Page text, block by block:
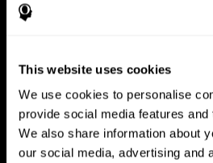
This website uses cookies
We use cookies to personalise
provide social media features
We also share information about
our social media, advertising and